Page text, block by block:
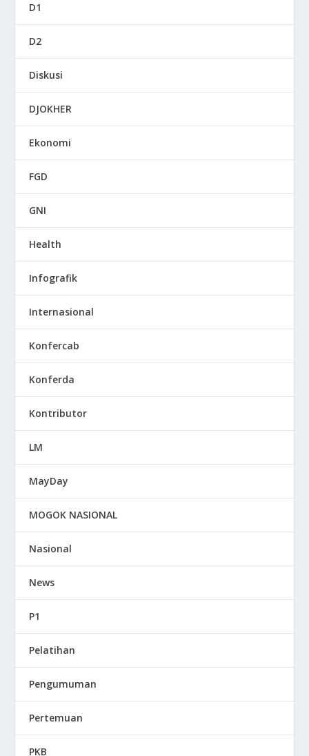
D1
D2
Diskusi
DJOKHER
Ekonomi
FGD
GNI
Health
Infografik
Internasional
Konfercab
Konferda
Kontributor
LM
MayDay
MOGOK NASIONAL
Nasional
News
P1
Pelatihan
Pengumuman
Pertemuan
PKB